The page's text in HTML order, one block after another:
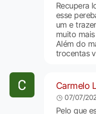
Recupera
esse
um e
muito
Além do
trocentas
Carmelo
07/07/
Pelo que